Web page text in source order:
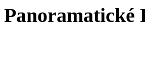
Panoramatické